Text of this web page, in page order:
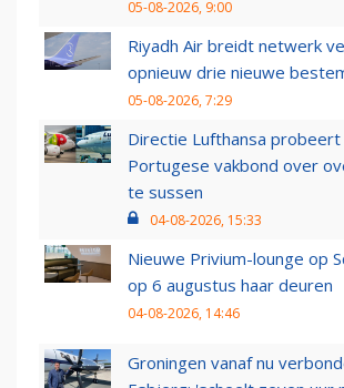
05-08-2026, 9:00
Riyadh Air breidt netwerk
opnieuw drie nieuwe
05-08-2026, 7:29
Directie Lufthansa
Portugese vakbond over
te sussen
04-08-2026, 15:33
Nieuwe Privium-lounge op
op 6 augustus haar deuren
04-08-2026, 14:46
Groningen vanaf nu